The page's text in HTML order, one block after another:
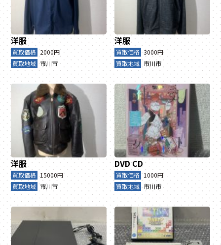
洋服
買取価格 2000円
買取地域 市川市
洋服
買取価格 3000円
買取地域 市川市
洋服
買取価格 15000円
買取地域 市川市
DVD CD
買取価格 1000円
買取地域 市川市